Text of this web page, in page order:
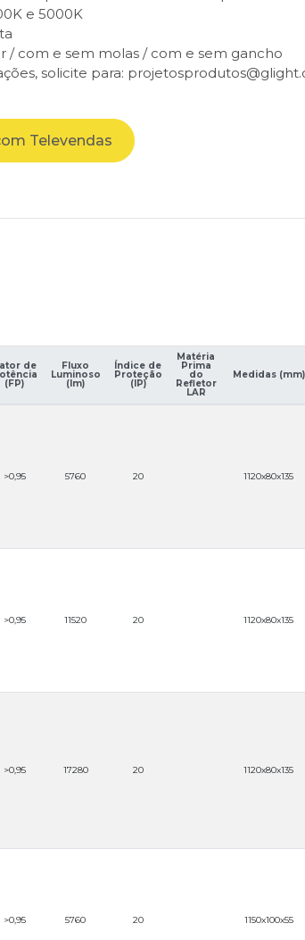
e 5000K
/ com e sem molas / com e sem gancho
solicite para:
Televendas
de
(FP)
Fluxo
Luminoso
(Im)
Índice de
Proteção
(IP)
Matéria
Prima
do
Refletor
LAR
Medidas (mm)
>0,95 5760 20 1120x80x135
>0,95 11520 20 1120x80x135
>0,95 17280 20 1120x80x135
>0,95 5760 20 1150x100x55